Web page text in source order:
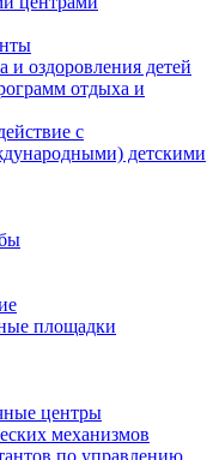
и оздоровления детей
отдыха и
с
детскими
площадки
центры
механизмов
по управлению